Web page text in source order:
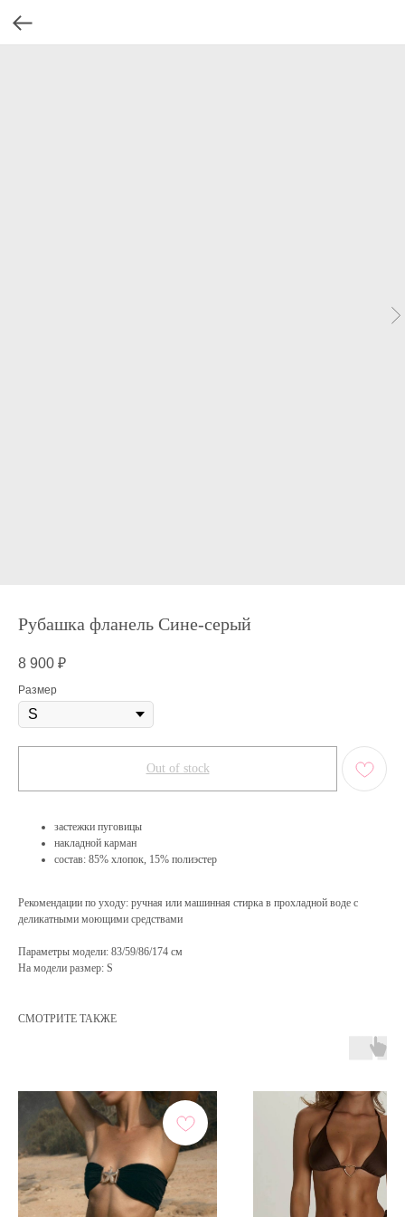
Рубашка фланель Сине-серый
8 900 ₽
Размер
Out of stock
застежки пуговицы
накладной карман
состав: 85% хлопок, 15% полиэстер
Рекомендации по уходу: ручная или машинная стирка в прохладной воде с
деликатными моющими средствами
Параметры модели: 83/59/86/174 см
На модели размер: S
СМОТРИТЕ ТАКЖЕ